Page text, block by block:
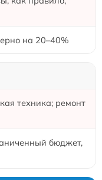
на 20–40%
техника; ремонт
бюджет,